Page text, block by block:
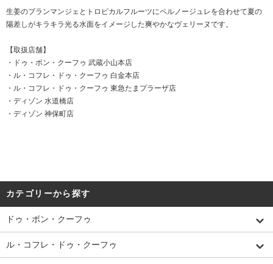
生姜のブランマンジェとトロピカルフルーツにペルノージュレを合わせて夏の
陽差しがキラキラ光る水面をイメージした爽やかなヴェリーヌです。
【取扱店舗】
・
ドゥ・ボン・クーフゥ 武蔵小山本店
・ ル・コフレ・ドゥ・クーフゥ 白金本店
・ ル・コフレ・ドゥ・クーフゥ 東急たまプラーザ店
・ ディゾン 水道橋店
・ディゾン 神保町店
カテゴリーから探す
ドゥ・ボン・クーフゥ
ル・コフレ・ドゥ・クーフゥ